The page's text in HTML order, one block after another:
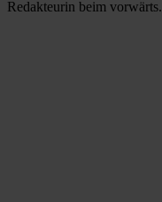
Redakteurin beim vorwärts.